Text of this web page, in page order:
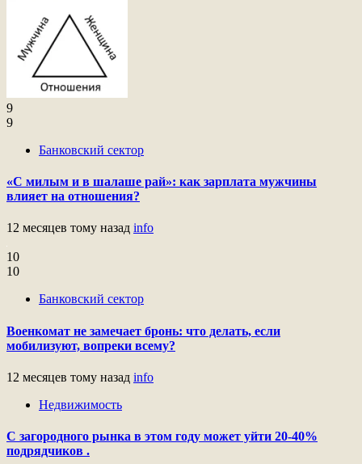
9
9
Банковский сектор
«С милым и в шалаше рай»: как зарплата мужчины
влияет на отношения?
12 месяцев тому назад info
10
10
Банковский сектор
Военкомат не замечает бронь: что делать, если
мобилизуют, вопреки всему?
12 месяцев тому назад info
Недвижимость
С загородного рынка в этом году может уйти 20-40%
подрядчиков .